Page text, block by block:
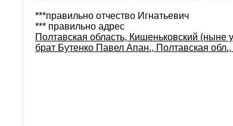
***правильно отчество Игнатьевич
*** правильно адрес
Полтавская область, Кишеньковский (ныне
брат Бутенко Павел Апан., Полтавская